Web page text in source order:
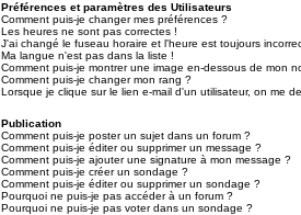
Préférences et paramètres des Utilisateurs
Comment puis-je changer mes préférences ?
Les heures ne sont pas correctes !
J'ai changé le fuseau horaire et l'heure est toujours
Ma langue n'est pas dans la liste !
Comment puis-je montrer une image en-dessous de mon
Comment puis-je changer mon rang ?
Lorsque je clique sur le lien e-mail d'un utilisateur, on me
Publication
Comment puis-je poster un sujet dans un forum ?
Comment puis-je éditer ou supprimer un message ?
Comment puis-je ajouter une signature à mon message ?
Comment puis-je créer un sondage ?
Comment puis-je éditer ou supprimer un sondage ?
Pourquoi ne puis-je pas accéder à un forum ?
Pourquoi ne puis-je pas voter dans un sondage ?